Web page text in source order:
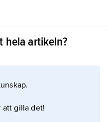
hela artikeln?
att gilla det!